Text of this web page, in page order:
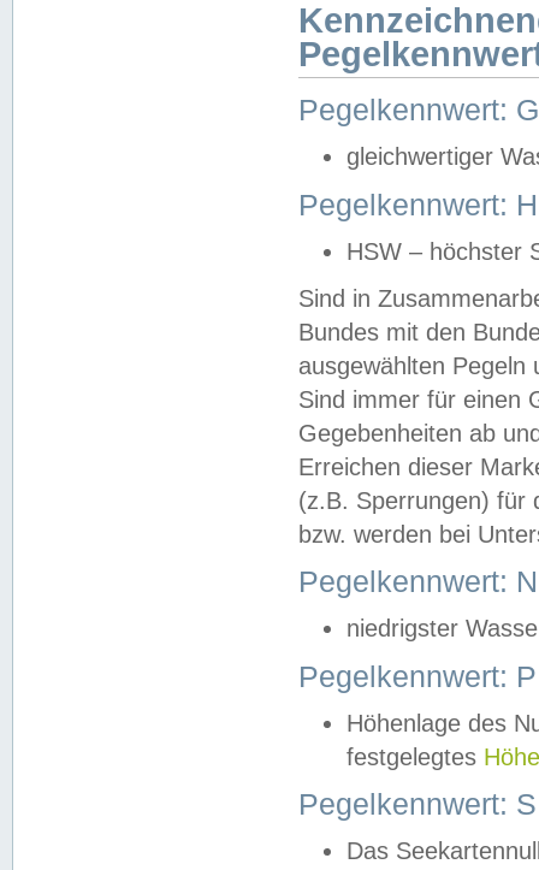
Pegelkennwert:
gleichwertiger
Pegelkennwert:
HSW – höchster
Sind in
Bundes mit den
ausgewählten
Sind immer für einen
Gegebenheiten ab
Erreichen dieser
(z.B. Sperrungen) für
bzw. werden bei
Pegelkennwert:
niedrigster
Pegelkennwert:
Höhenlage des
festgelegtes
Pegelkennwert:
Das